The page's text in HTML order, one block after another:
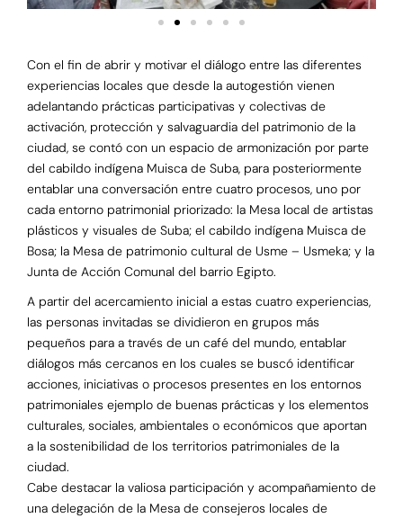
Con el fin de abrir y motivar el diálogo entre las diferentes
experiencias locales que desde la autogestión vienen
adelantando prácticas participativas y colectivas de
activación, protección y salvaguardia del patrimonio de la
ciudad, se contó con un espacio de armonización por parte
del cabildo indígena Muisca de Suba, para posteriormente
entablar una conversación entre cuatro procesos, uno por
cada entorno patrimonial priorizado: la Mesa local de artistas
plásticos y visuales de Suba; el cabildo indígena Muisca de
Bosa; la Mesa de patrimonio cultural de Usme – Usmeka; y la
Junta de Acción Comunal del barrio Egipto.
A partir del acercamiento inicial a estas cuatro experiencias,
las personas invitadas se dividieron en grupos más
pequeños para a través de un café del mundo, entablar
diálogos más cercanos en los cuales se buscó identificar
acciones, iniciativas o procesos presentes en los entornos
patrimoniales ejemplo de buenas prácticas y los elementos
culturales, sociales, ambientales o económicos que aportan
a la sostenibilidad de los territorios patrimoniales de la
ciudad.
Cabe destacar la valiosa participación y acompañamiento de
una delegación de la Mesa de consejeros locales de